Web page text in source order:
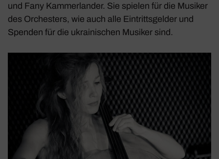
und Fany Kammer­lander. Sie spielen für die Musiker
des Orches­ters, wie auch alle Eintritts­gelder und
Spenden für die ukrai­ni­schen Musiker sind.